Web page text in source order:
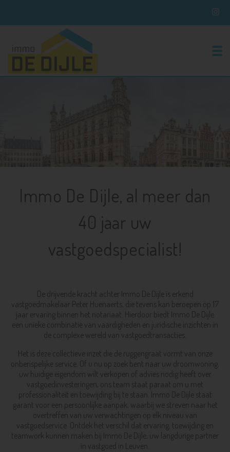
Immo De Dijle, al meer dan
40 jaar uw
vastgoedspecialist!
De drijvende kracht achter Immo De Dijle is erkend
vastgoedmakelaar Peter Huenaerts, die tevens kan beroepen op 17
jaar ervaring binnen het notariaat. Hierdoor biedt Immo De Dijle
een unieke combinatie van vaardigheden en juridische inzichten in
de complexe wereld van vastgoedtransacties.
Het is deze collectieve inzet die de ruggengraat vormt van onze
onberispelijke service. Of u nu op zoek bent naar uw droomwoning,
uw huidige eigendom wilt verkopen of advies nodig heeft over
vastgoedinvesteringen, ons team staat paraat om u met
professionaliteit en toewijding bij te staan. Immo De Dijle staat
garant voor een persoonlijke aanpak, waarbij we streven naar het
overtreffen van uw verwachtingen op elk niveau van
vastgoedservice. Ontdek het verschil dat ervaring, toewijding en
teamwork kunnen maken bij Immo De Dijle, uw langdurige partner
in vastgoed in Leuven.